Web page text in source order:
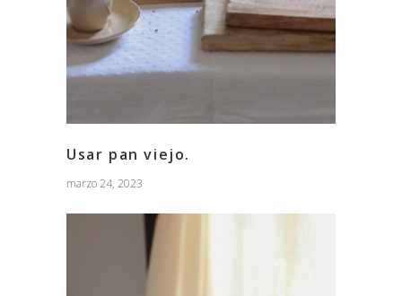
Usar pan viejo.
marzo 24, 2023